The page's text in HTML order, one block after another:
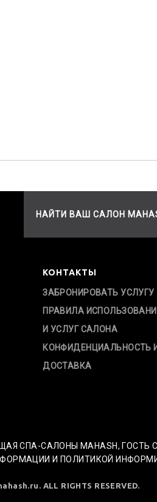
НАЙТИ ВАШ САЛОН
КОНТАКТЫ
ЗАБРОНИРОВАТЬ УСЛУГУ
ПРАВИЛА
И УСЛУГ САЛОНА
КОНФИДЕНЦИАЛЬНОСТЬ
ДОСТАВКА
СПА-САЛОНЫ MAHASH,
И ПОЛИТИКОЙ
ALL RIGHTS RESERVED.